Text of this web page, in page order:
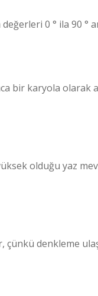
0 ° ila 90 °
bir karyola olarak
yüksek olduğu yaz
denkleme